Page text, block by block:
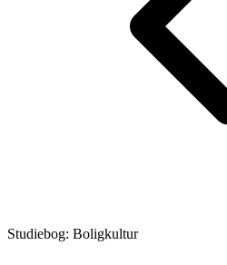
Studiebog: Boligkultur